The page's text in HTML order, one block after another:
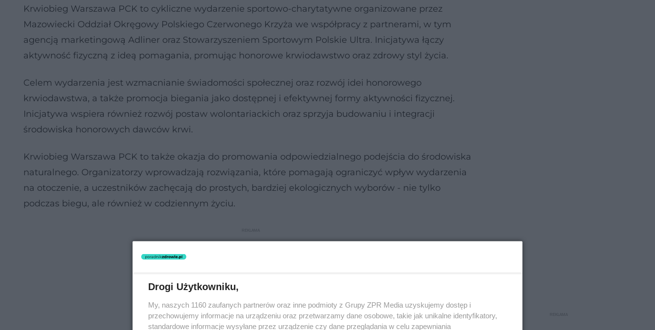
Krwiobieg Warszawa PCK to cykliczne wydarzenie sportowo-charytatywne organizowane przez
Mazowiecki Oddział Okręgowy Polskiego Czerwonego Krzyża we współpracy z partnerami, w tym
agencją marketingową Adliner oraz Stowarzyszeniem Sportowym Polskie Ultra. Inicjatywa łączy
aktywność fizyczną z ideą pomagania, promując honorowe krwiodawstwo oraz zdrowy styl życia.
Celem wydarzenia jest wzmacnianie świadomości społecznej oraz rozwój idei honorowego
krwiodawstwa, a także promocja biegania jako dostępnej i efektywnej formy aktywności fizycznej.
Inicjatywa wspiera również rozwój postaw wolontariackich oraz sprzyja budowaniu i integracji
środowiska honorowych dawców krwi.
Krwiobieg Warszawa PCK to także okazja do promowania odpowiedzialnego podejścia do środowiska
naturalnego. Organizatorzy wprowadzają rozwiązania, które pomagają ograniczyć wpływ wydarzenia
na otoczenie, a uczestników zachęcają do prostych, bardziej ekologicznych wyborów - nie tylko
podczas biegu, ale również w codziennym życiu.
Drogi Użytkowniku,
My, naszych 1160 zaufanych partnerów oraz inne podmioty z Grupy ZPR Media uzyskujemy dostęp i
przechowujemy informacje na urządzeniu oraz przetwarzamy dane osobowe, takie jak unikalne identyfikatory,
standardowe informacje wysyłane przez urządzenie czy dane przeglądania w celu zapewniania